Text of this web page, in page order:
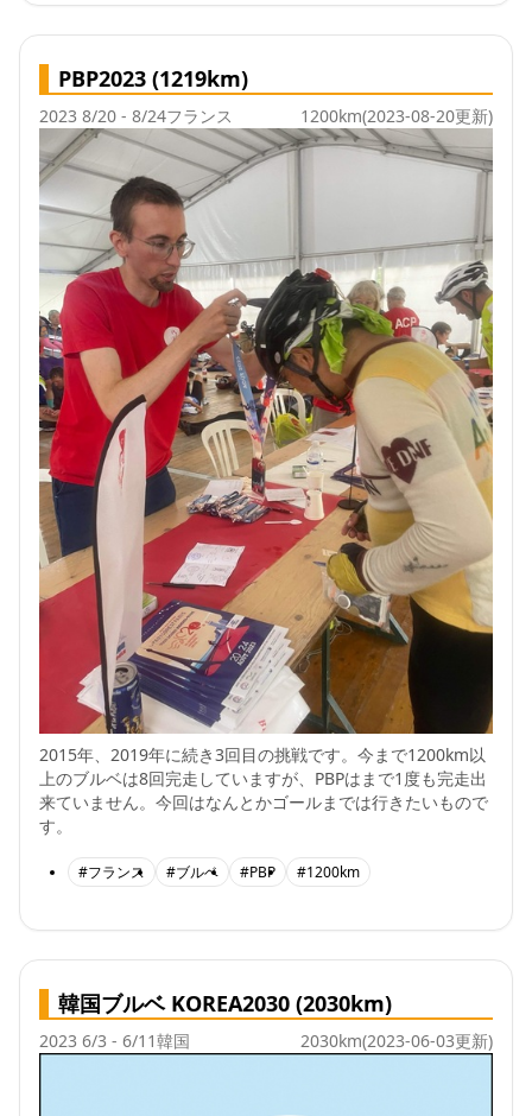
PBP2023 (1219km)
2023 8/20 - 8/24フランス 1200km(2023-08-20更新)
2015年、2019年に続き3回目の挑戦です。今まで1200km以
上のブルベは8回完走していますが、PBPはまで1度も完走出
来ていません。今回はなんとかゴールまでは行きたいもので
す。
#フランス #ブルベ #PBP #1200km
韓国ブルベ KOREA2030 (2030km)
2023 6/3 - 6/11韓国 2030km(2023-06-03更新)